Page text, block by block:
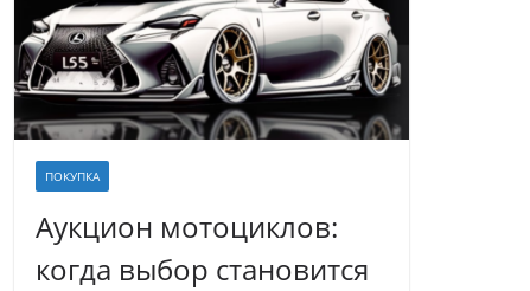
ПОКУПКА
Аукцион мотоциклов:
когда выбор становится